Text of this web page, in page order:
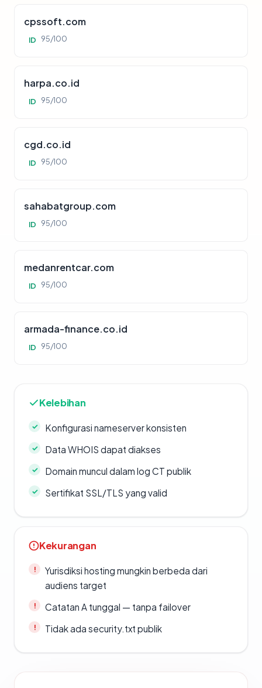
cpssoft.com
ID 95/100
harpa.co.id
ID 95/100
cgd.co.id
ID 95/100
sahabatgroup.com
ID 95/100
medanrentcar.com
ID 95/100
armada-finance.co.id
ID 95/100
Kelebihan
Konfigurasi nameserver konsisten
Data WHOIS dapat diakses
Domain muncul dalam log CT publik
Sertifikat SSL/TLS yang valid
Kekurangan
Yurisdiksi hosting mungkin berbeda dari
audiens target
Catatan A tunggal — tanpa failover
Tidak ada security.txt publik